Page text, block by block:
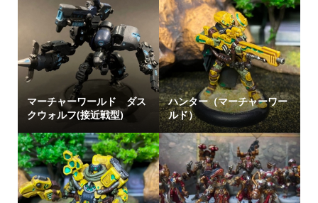
マーチャーワールド ダス
クウォルフ(接近戦型)
ハンター（マーチャーワー
ルド）